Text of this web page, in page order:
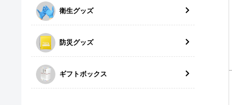
衛生グッズ
防災グッズ
ギフトボックス